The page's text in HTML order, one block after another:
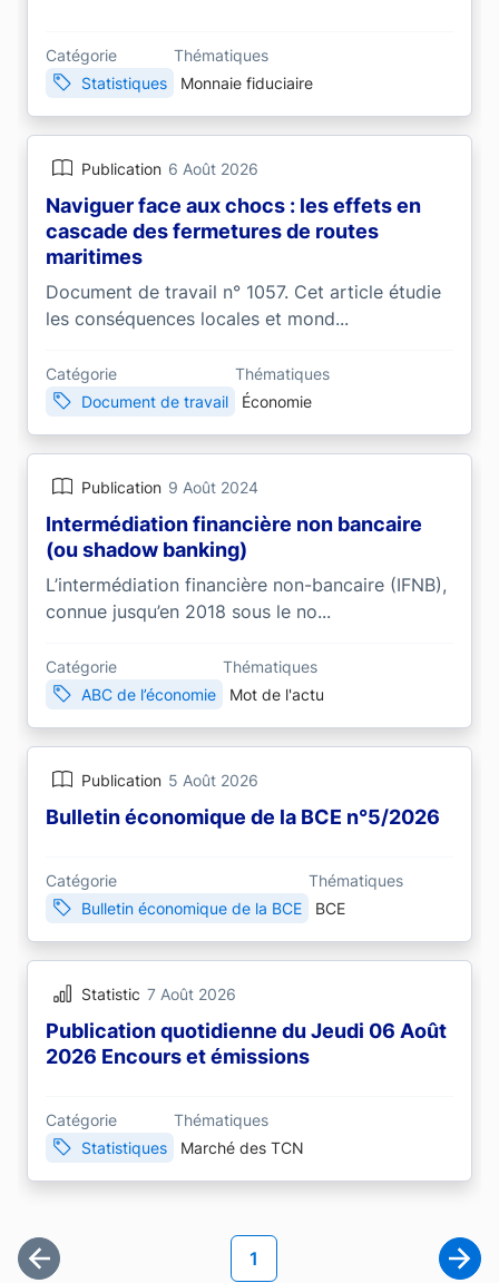
Catégorie
Statistiques
Thématiques
Monnaie fiduciaire
Publication 6 Août 2026
Naviguer face aux chocs : les effets en
cascade des fermetures de routes
maritimes
Document de travail n° 1057. Cet article étudie
les conséquences locales et mond...
Catégorie
Document de travail
Thématiques
Économie
Publication 9 Août 2024
Intermédiation financière non bancaire
(ou shadow banking)
L’intermédiation financière non-bancaire (IFNB),
connue jusqu’en 2018 sous le no...
Catégorie
ABC de l’économie
Thématiques
Mot de l'actu
Publication 5 Août 2026
Bulletin économique de la BCE n°5/2026
Catégorie
Bulletin économique de la BCE
Thématiques
BCE
Statistic 7 Août 2026
Publication quotidienne du Jeudi 06 Août
2026 Encours et émissions
Catégorie
Statistiques
Thématiques
Marché des TCN
Première page
Page courante
1